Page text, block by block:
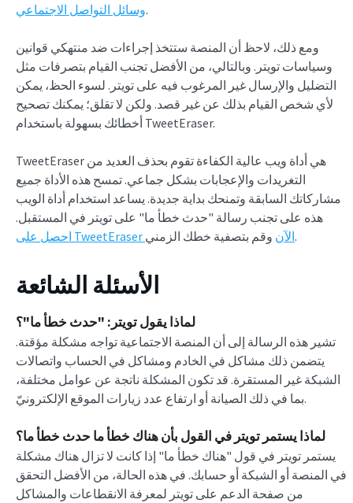
وسائل التواصل الاجتماعي.
ومع ذلك، لاحظ أن المنصة ستتخذ إجراءات ضد منتهكي قوانين
وسياسات تويتر. وبالتالي، من الأفضل تجنب القيام بتصرفات مثل
التضليل والإرسال غير المرغوب فيه على تويتر. لسوء الحظ، يمكن
لأي شخص القيام بذلك عن غير قصد. ولكن لا تقلق؛ يمكنك تصحيح
أخطائك بسهولة باستخدام TweetEraser.
TweetEraser هي أداة ويب عالية الكفاءة تقوم بحذف العديد من
التغريدات والإعجابات بشكل جماعي. تمسح هذه الأداة جميع
مشاركاتك السابقة وتمنحك بداية جديدة. يساعد استخدام أداة الويب
هذه على تجنب رسالة "حدث خطأ ما" على تويتر في المستقبل.
احصل على TweetEraser الآنوقم بتصفية خطك الزمني.
الأسئلة الشائعة
لماذا يقول تويتر: "حدث خطأ ما"؟
تشير هذه الرسالة إلى أن المنصة الاجتماعية تواجه مشكلة مؤقتة.
يتضمن ذلك مشاكل في الخادم ومشاكل في الحساب واتصالات
الشبكة غير المستقرة. قد تكون المشكلة ناتجة عن عوامل مختلفة،
بما في ذلك الصيانة أو ارتفاع عدد زيارات الموقع الإلكترونيّ.
لماذا يستمر تويتر في القول بأن هناك خطأ ما حدث خطأ ما؟
يستمر تويتر في قول "هناك خطأ ما" إذا كانت لا تزال هناك مشكلة
في المنصة أو الشبكة أو حسابك. في هذه الحالة، من الأفضل التحقق
من صفحة الدعم على تويتر لمعرفة الانقطاعات والمشاكل